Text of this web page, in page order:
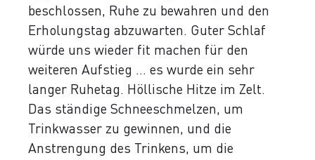
beschlossen, Ruhe zu bewahren und den
Erholungstag abzuwarten. Guter Schlaf
würde uns wieder fit machen für den
weiteren Aufstieg ... es wurde ein sehr
langer Ruhetag. Höllische Hitze im Zelt.
Das ständige Schneeschmelzen, um
Trinkwasser zu gewinnen, und die
Anstrengung des Trinkens, um die